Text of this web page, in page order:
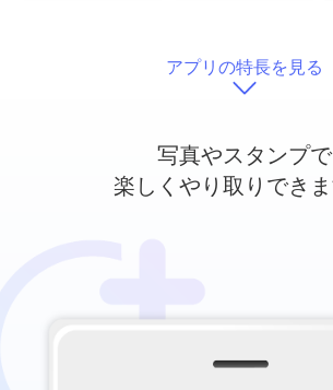
アプリの特長を見る
写真やスタンプで
楽しくやり取りできま